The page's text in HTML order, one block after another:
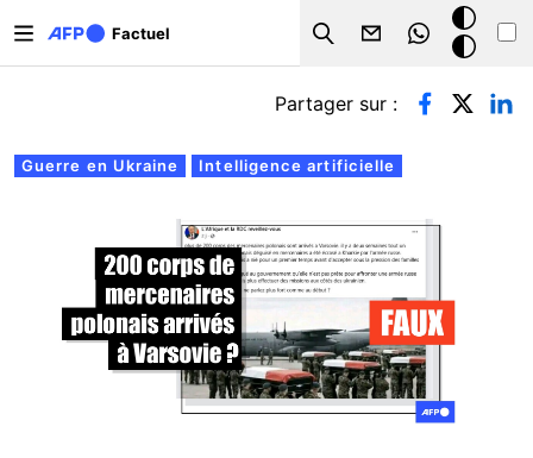
Factuel
Search
Mode
sombre
Onglets principaux
Guerre en Ukraine Intelligence artificielle
Partager sur :